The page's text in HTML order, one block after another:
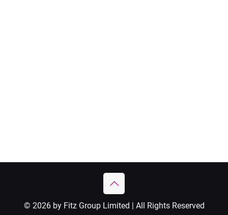
© 2026 by Fitz Group Limited | All Rights Reserved